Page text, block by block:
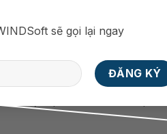
sẽ gọi lại ngay
triển ứng dụng nhanh
30-40% thời gian so với
hiệu quả cho các sản